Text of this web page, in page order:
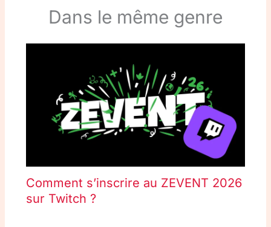
Dans le même genre
Comment s’inscrire au ZEVENT 2026
sur Twitch ?